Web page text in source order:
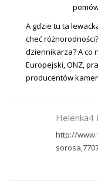
A gdzie tu ta
cheć
dziennikarza? A co
Europejski, ONZ,
producentów
Helenka4
http://